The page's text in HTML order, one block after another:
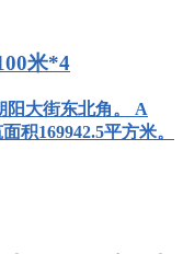
米*4
阳大街东北角。 A
积169942.5平方米。